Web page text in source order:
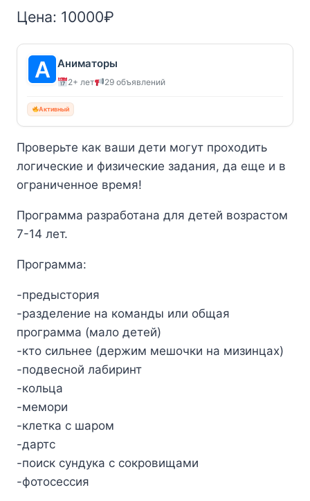
Цена: 10000₽
Аниматоры
2+ лет 29 объявлений
Активный
Проверьте как ваши дети могут проходить
логические и физические задания, да еще и в
ограниченное время!
Программа разработана для детей возрастом
7-14 лет.
Программа:
-предыстория
-разделение на команды или общая
программа (мало детей)
-кто сильнее (держим мешочки на мизинцах)
-подвесной лабиринт
-кольца
-мемори
-клетка с шаром
-дартс
-поиск сундука с сокровищами
-фотосессия